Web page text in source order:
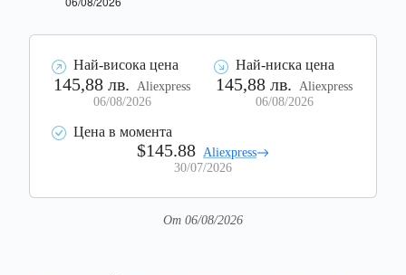
Най-висока цена
145,88 лв.
Aliexpress
06/08/2026
Най-ниска цена
145,88 лв.
Aliexpress
06/08/2026
Цена в момента
$145.88 Aliexpress
30/07/2026
От 06/08/2026